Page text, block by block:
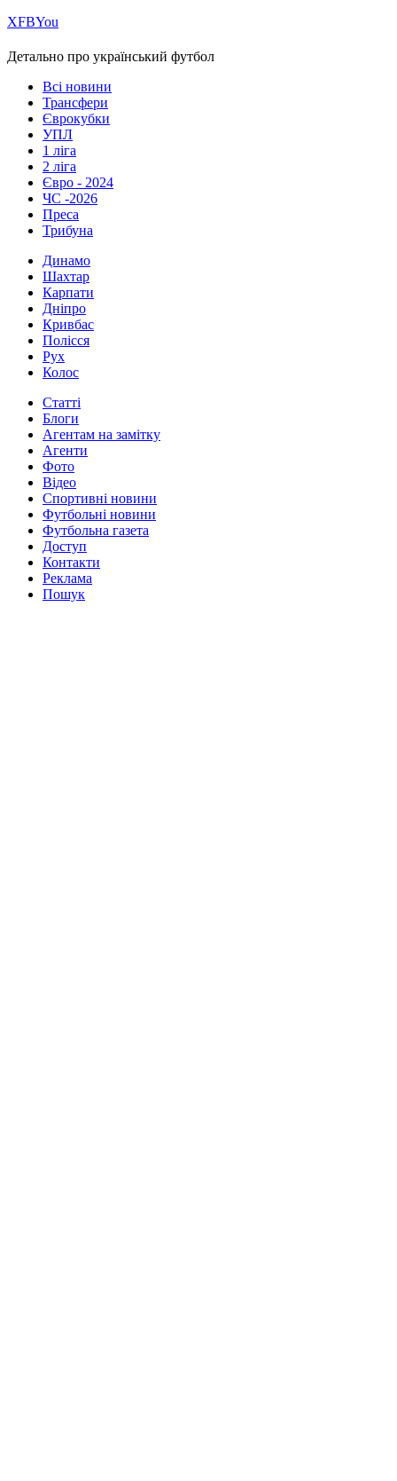
ХFBYou
Детально про український футбол
Всі новини
Трансфери
Єврокубки
УПЛ
1 ліга
2 ліга
Євро - 2024
ЧС -2026
Преса
Трибуна
Динамо
Шахтар
Карпати
Дніпро
Кривбас
Полісся
Рух
Колос
Статті
Блоги
Агентам на замітку
Агенти
Фото
Відео
Спортивні новини
Футбольні новини
Футбольна газета
Доступ
Контакти
Реклама
Пошук